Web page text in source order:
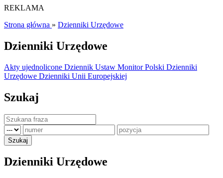
REKLAMA
Strona główna » Dzienniki Urzędowe
Dzienniki Urzędowe
Akty ujednolicone Dziennik Ustaw Monitor Polski Dzienniki
Urzędowe Dzienniki Unii Europejskiej
Szukaj
Dzienniki Urzędowe